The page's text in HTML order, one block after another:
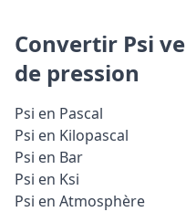
Convertir Psi
de pression
Psi en Pascal
Psi en Kilopascal
Psi en Bar
Psi en Ksi
Psi en Atmosphère